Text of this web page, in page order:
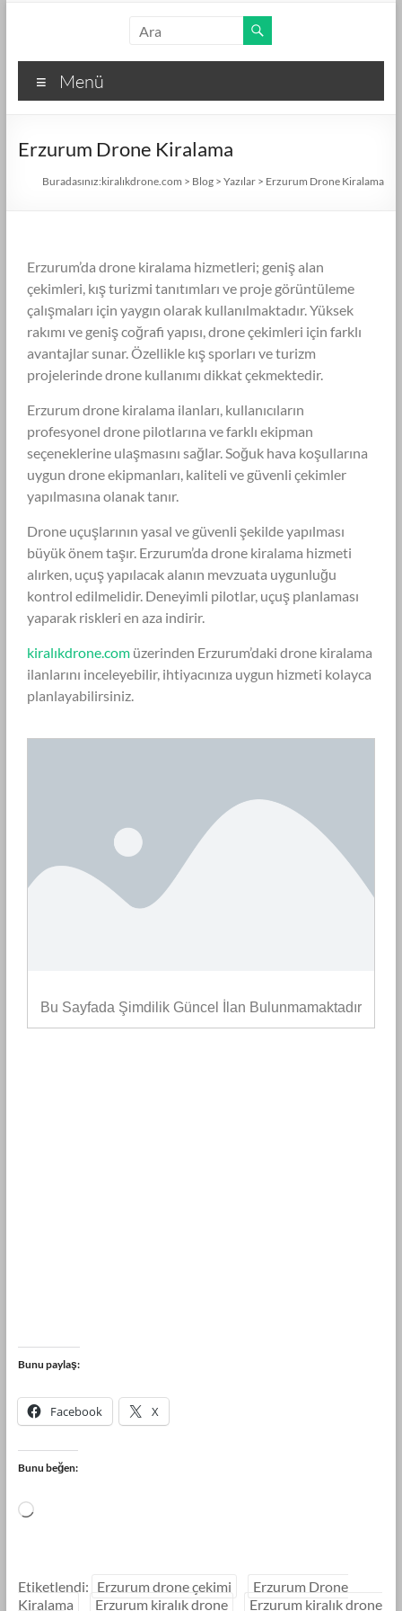
Menü
Erzurum Drone Kiralama
Buradasınız:kiralıkdrone.com > Blog >Yazılar > Erzurum Drone Kiralama
Erzurum’da drone kiralama hizmetleri; geniş alan
çekimleri, kış turizmi tanıtımları ve proje görüntüleme
çalışmaları için yaygın olarak kullanılmaktadır. Yüksek
rakımı ve geniş coğrafi yapısı, drone çekimleri için farklı
avantajlar sunar. Özellikle kış sporları ve turizm
projelerinde drone kullanımı dikkat çekmektedir.
Erzurum drone kiralama ilanları, kullanıcıların
profesyonel drone pilotlarına ve farklı ekipman
seçeneklerine ulaşmasını sağlar. Soğuk hava koşullarına
uygun drone ekipmanları, kaliteli ve güvenli çekimler
yapılmasına olanak tanır.
Drone uçuşlarının yasal ve güvenli şekilde yapılması
büyük önem taşır. Erzurum’da drone kiralama hizmeti
alırken, uçuş yapılacak alanın mevzuata uygunluğu
kontrol edilmelidir. Deneyimli pilotlar, uçuş planlaması
yaparak riskleri en aza indirir.
kiralıkdrone.comüzerinden Erzurum’daki drone kiralama
ilanlarını inceleyebilir, ihtiyacınıza uygun hizmeti kolayca
planlayabilirsiniz.
Bu Sayfada Şimdilik Güncel İlan Bulunmamaktadır
Bunu paylaş:
Facebook X
Bunu beğen:
Etiketlendi: Erzurum drone çekimi
Erzurum Drone
Kiralama
Erzurum kiralık drone Erzurum kiralık drone